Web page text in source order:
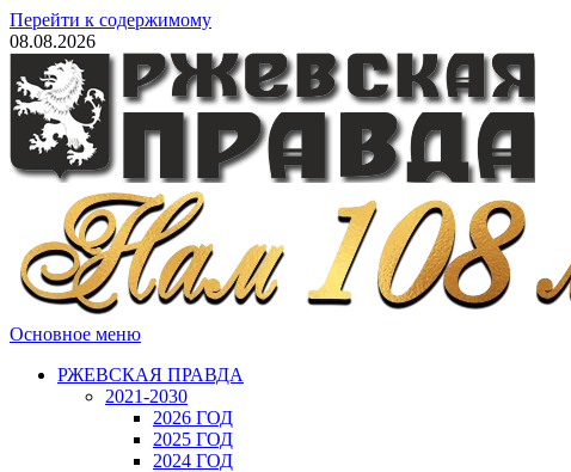
Перейти к содержимому
08.08.2026
Основное меню
РЖЕВСКАЯ ПРАВДА
2021-2030
2026 ГОД
2025 ГОД
2024 ГОД